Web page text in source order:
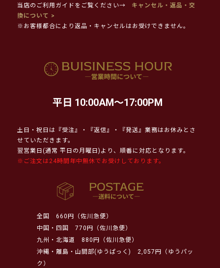
当店のご利用ガイドをご覧ください→
キャンセル・返品・交
換について >
※お客様都合により返品・キャンセルはお受けできません。
平日 10:00AM～17:00PM
土日・祝日は『受注』・『返信』・『発送』業務はお休みとさ
せていただきます。
翌営業日(通常 平日の月曜日)より、順番に対応となります。
※ご注文は24時間年中無休でお受けしております。
全国
660円（佐川急便）
中国・四国
770円（佐川急便）
九州・北海道
880円（佐川急便）
沖縄・離島・山間部(ゆうぱっく)
2,057円（ゆうパッ
ク）